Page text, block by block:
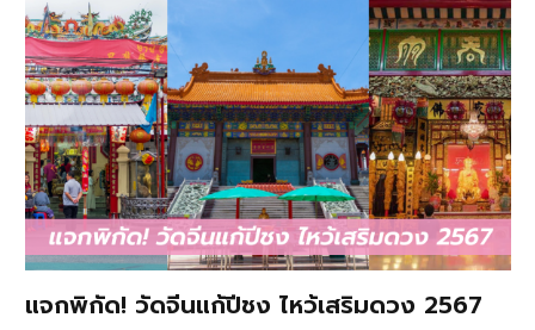
แจกพิกัด! วัดจีนแก้ปีชง ไหว้เสริมดวง 2567